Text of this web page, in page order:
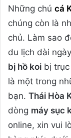
Những chú cá
chúng còn là
chủ. Làm sao
du lịch dài
bị hồ koi bị
là một trong
bạn. Thái Hòa
dòng máy sục
online, xin vui